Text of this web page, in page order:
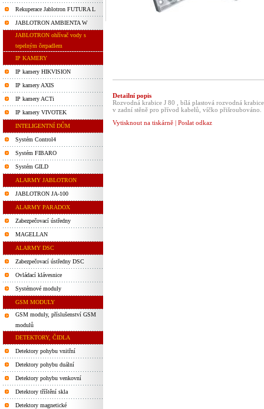
Rekuperace Jablotron FUTURA L
JABLOTRON AMBIENTA W
JABLOTRON ohřívač vody s
tepelným čerpadlem
IP KAMERY
IP kamery HIKVISION
IP kamery AXIS
IP kamery ACTi
IP kamery VIVOTEK
INTELIGENTNÍ DŮM
Systém Control4
Systém FIBARO
Systém GILD
ALARMY JABLOTRON
JABLOTRON JA-100
ALARMY PARADOX
Zabezpečovací ústředny
MAGELLAN
ALARMY DSC
Zabezpečovací ústředny DSC
Ovládací klávesnice
Systémové moduly
GSM MODULY
GSM moduly, příslušenství GSM
modulů
DETEKTORY, ČIDLA
Detektory pohybu vnitřní
Detektory pohybu duální
Detektory pohybu venkovní
Detektory tříštění skla
Detektory magnetické
Detailní popis
Rozvodná krabice J 80 , bílá plastová rozvodná
v zadní stěně pro přívod kabelů, víčko přišroubováno.
Vytisknout na tiskárně | Poslat odkaz